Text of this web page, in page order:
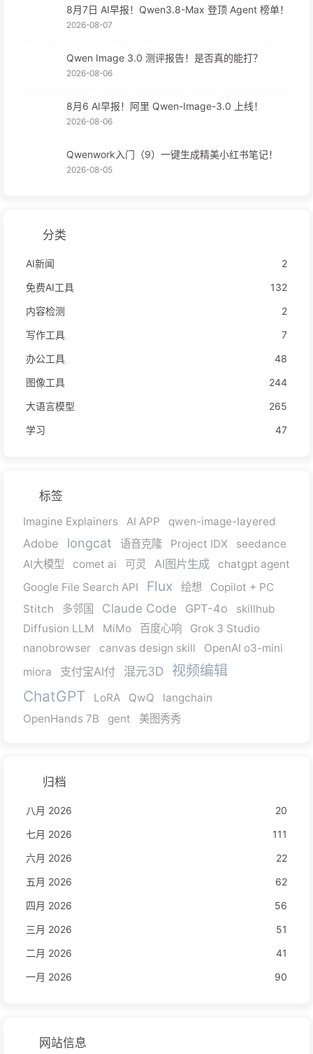
8月7日 AI早报！Qwen3.8-Max 登顶 Agent 榜单！
2026-08-07
Qwen Image 3.0 测评报告！是否真的能打？
2026-08-06
8月6 AI早报！阿里 Qwen-Image-3.0 上线！
2026-08-06
Qwenwork入门（9）一键生成精美小红书笔记！
2026-08-05
分类
AI新闻
2
免费AI工具
132
内容检测
2
写作工具
7
办公工具
48
图像工具
244
大语言模型
265
学习
47
标签
Imagine Explainers AI APP qwen-image-layered
Adobe longcat 语音克隆 Project IDX
seedance
AI大模型
comet ai 可灵 AI图片生成
chatgpt agent
Google File Search API
Flux 绘想
Copilot + PC
Stitch
多邻国 Claude Code GPT-4o
skillhub
Diffusion LLM
MiMo 百度心响
Grok 3 Studio
nanobrowser
canvas design skill
OpenAI o3-mini
miora
支付宝AI付 混元3D 视频编辑
ChatGPT LoRA QwQ
langchain
OpenHands 7B
gent 美图秀秀
归档
八月 2026
20
七月 2026
111
六月 2026
22
五月 2026
62
四月 2026
56
三月 2026
51
二月 2026
41
一月 2026
90
网站信息